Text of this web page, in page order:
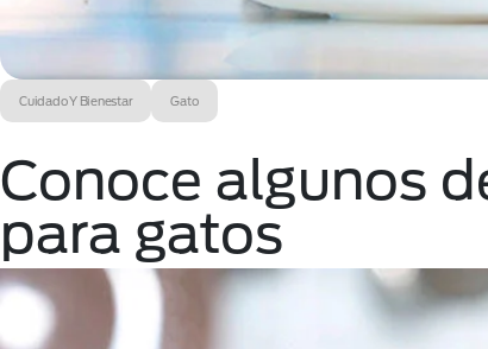
Cuidado Y Bienestar Gato
Conoce algunos
para gatos